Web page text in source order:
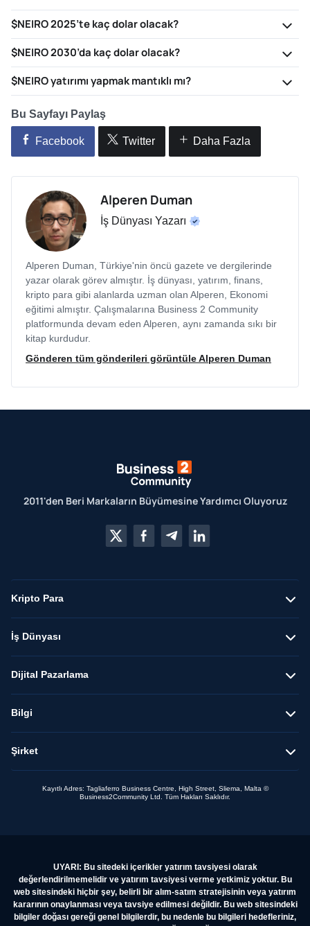
$NEIRO 2025’te kaç dolar olacak?
$NEIRO 2030’da kaç dolar olacak?
$NEIRO yatırımı yapmak mantıklı mı?
Bu Sayfayı Paylaş
Facebook Twitter Daha Fazla
Alperen Duman
İş Dünyası Yazarı
Alperen Duman, Türkiye'nin öncü gazete ve dergilerinde
yazar olarak görev almıştır. İş dünyası, yatırım, finans,
kripto para gibi alanlarda uzman olan Alperen, Ekonomi
eğitimi almıştır. Çalışmalarına Business 2 Community
platformunda devam eden Alperen, aynı zamanda sıkı bir
kitap kurdudur.
Gönderen tüm gönderileri görüntüle Alperen Duman
2011'den Beri Markaların Büyümesine Yardımcı Oluyoruz
Kripto Para
İş Dünyası
Dijital Pazarlama
Bilgi
Şirket
Kayıtlı Adres: Tagliaferro Business Centre, High Street, Sliema, Malta ©
Business2Community Ltd. Tüm Hakları Saklıdır.
UYARI: Bu sitedeki içerikler yatırım tavsiyesi olarak
değerlendirilmemelidir ve yatırım tavsiyesi verme yetkimiz yoktur. Bu
web sitesindeki hiçbir şey, belirli bir alım-satım stratejisinin veya yatırım
kararının onaylanması veya tavsiye edilmesi değildir. Bu web sitesindeki
bilgiler doğası gereği genel bilgilerdir, bu nedenle bu bilgileri hedefleriniz,